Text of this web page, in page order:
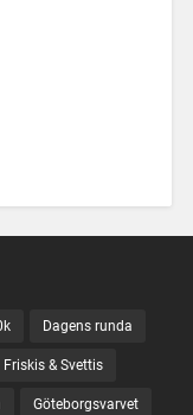
Dagens runda
Friskis & Svettis
Göteborgsvarvet